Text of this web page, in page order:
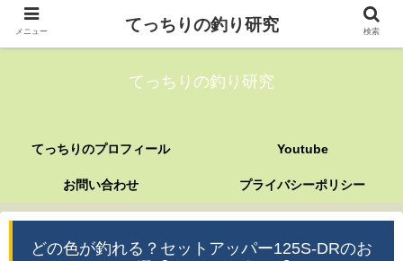
てっちりの釣り研究
てっちりのプロフィール Youtube
お問い合わせ プライバシーポリシー
どの色が釣れる？セットアッパー125S-DRのお
メニュー てっちりの釣り研究 検索